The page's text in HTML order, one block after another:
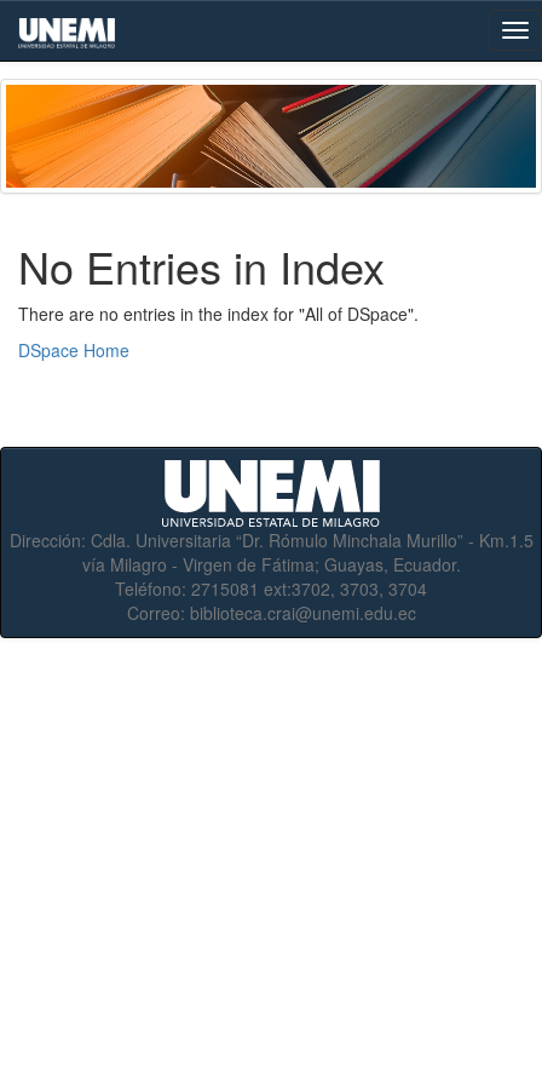
Skip
navigation
No Entries in Index
There are no entries in the index for "All of DSpace".
DSpace Home
Dirección: Cdla. Universitaria “Dr. Rómulo Minchala Murillo” - Km.1.5
vía Milagro - Virgen de Fátima; Guayas, Ecuador.
Teléfono: 2715081 ext:3702, 3703, 3704
Correo: biblioteca.crai@unemi.edu.ec